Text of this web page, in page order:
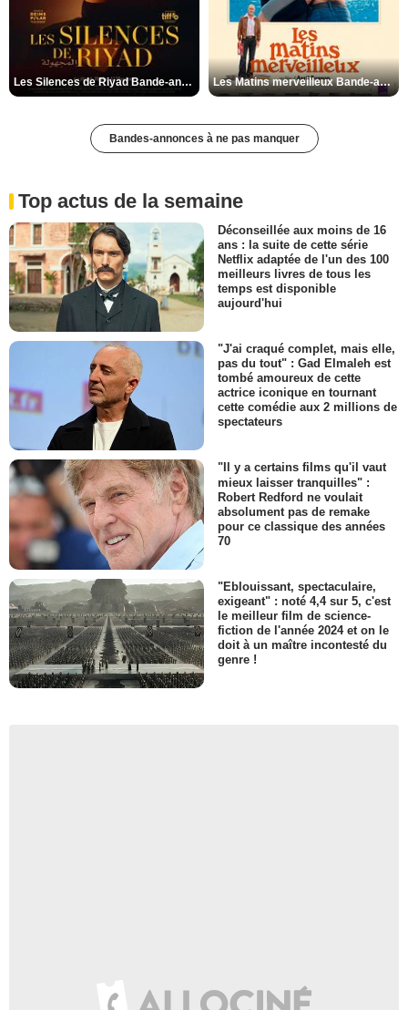
Les Silences de Riyad Bande-annonce VO STFR Les Matins merveilleux Bande-annonce VF
Bandes-annonces à ne pas manquer
Top actus de la semaine
Déconseillée aux moins de 16
ans : la suite de cette série
Netflix adaptée de l'un des 100
meilleurs livres de tous les
temps est disponible
aujourd'hui
"J'ai craqué complet, mais elle,
pas du tout" : Gad Elmaleh est
tombé amoureux de cette
actrice iconique en tournant
cette comédie aux 2 millions de
spectateurs
"Il y a certains films qu'il vaut
mieux laisser tranquilles" :
Robert Redford ne voulait
absolument pas de remake
pour ce classique des années
70
"Eblouissant, spectaculaire,
exigeant" : noté 4,4 sur 5, c'est
le meilleur film de science-
fiction de l'année 2024 et on le
doit à un maître incontesté du
genre !